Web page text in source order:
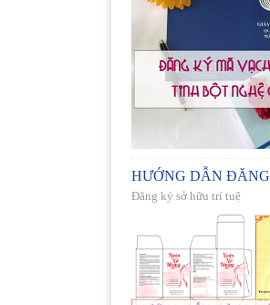
HƯỚNG DẪN
Đăng ký sở hữu trí tuệ